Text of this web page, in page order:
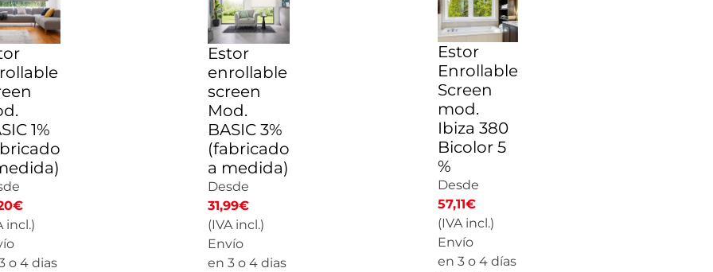
1%
€
incl.)
o 4 dias
Estor
enrollable
screen
Mod.
BASIC 3%
(fabricado
a medida)
Desde
31,99€
(IVA incl.)
Envío
en 3 o 4 dias
Estor
Enrollable
Screen
mod.
Ibiza 380
Bicolor 5
%
Desde
57,11€
(IVA incl.)
Envío
en 3 o 4 días